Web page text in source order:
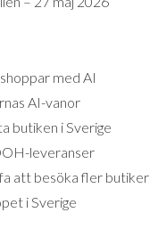
med AI
AI-vanor
butiken i Sverige
leveranser
att besöka fler butiker
i Sverige